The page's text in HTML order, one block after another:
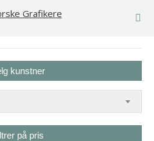
kunstner
på pris